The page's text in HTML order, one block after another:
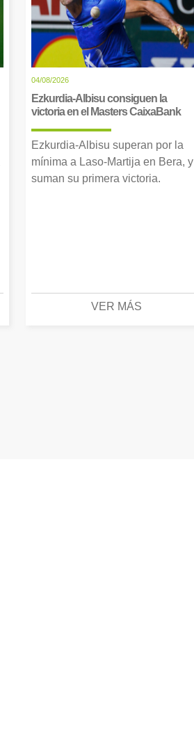
04/08/2026
Ezkurdia-Albisu consiguen la
victoria en el Masters CaixaBank
Ezkurdia-Albisu superan por la
mínima a Laso-Martija en Bera, y
suman su primera victoria.
VER MÁS